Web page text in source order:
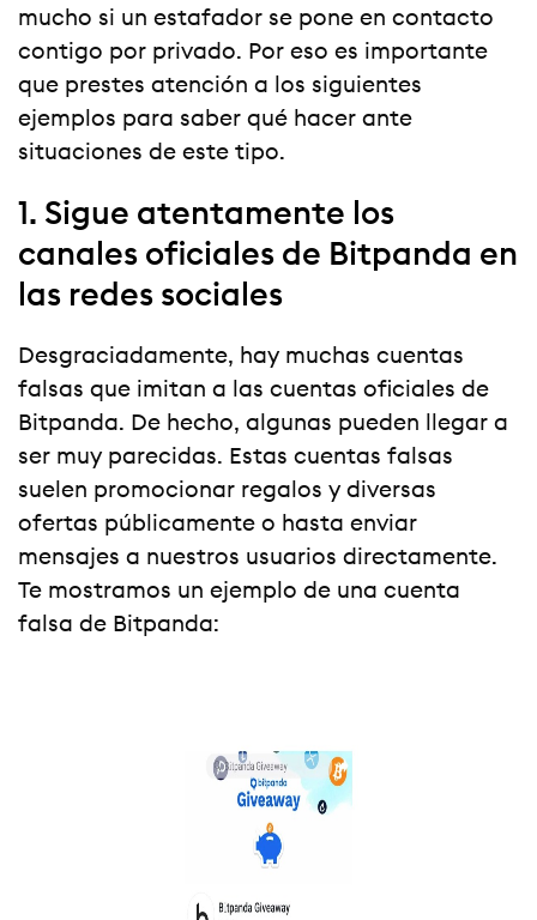
mucho si un estafador se pone en contacto
contigo por privado. Por eso es importante
que prestes atención a los siguientes
ejemplos para saber qué hacer ante
situaciones de este tipo.
1. Sigue atentamente los
canales oficiales de Bitpanda en
las redes sociales
Desgraciadamente, hay muchas cuentas
falsas que imitan a las cuentas oficiales de
Bitpanda. De hecho, algunas pueden llegar a
ser muy parecidas. Estas cuentas falsas
suelen promocionar regalos y diversas
ofertas públicamente o hasta enviar
mensajes a nuestros usuarios directamente.
Te mostramos un ejemplo de una cuenta
falsa de Bitpanda: